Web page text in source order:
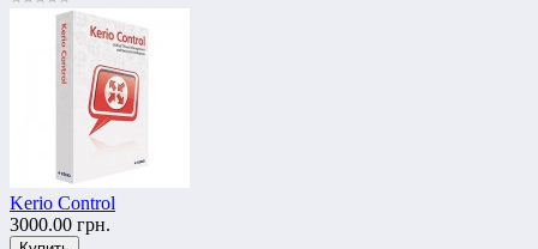
Kerio Control
3000.00 грн.